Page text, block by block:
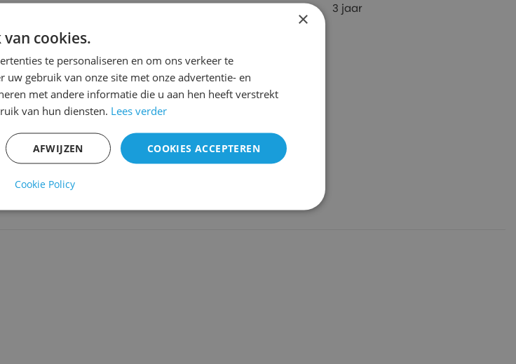
Garantie:
3 jaar
×
cookies.
te personaliseren en om ons verkeer te
gebruik van onze site met onze advertentie- en
met andere informatie die u aan hen heeft verstrekt
van hun diensten. Lees verder
COOKIES ACCEPTEREN
AFWIJZEN
Cookie Policy